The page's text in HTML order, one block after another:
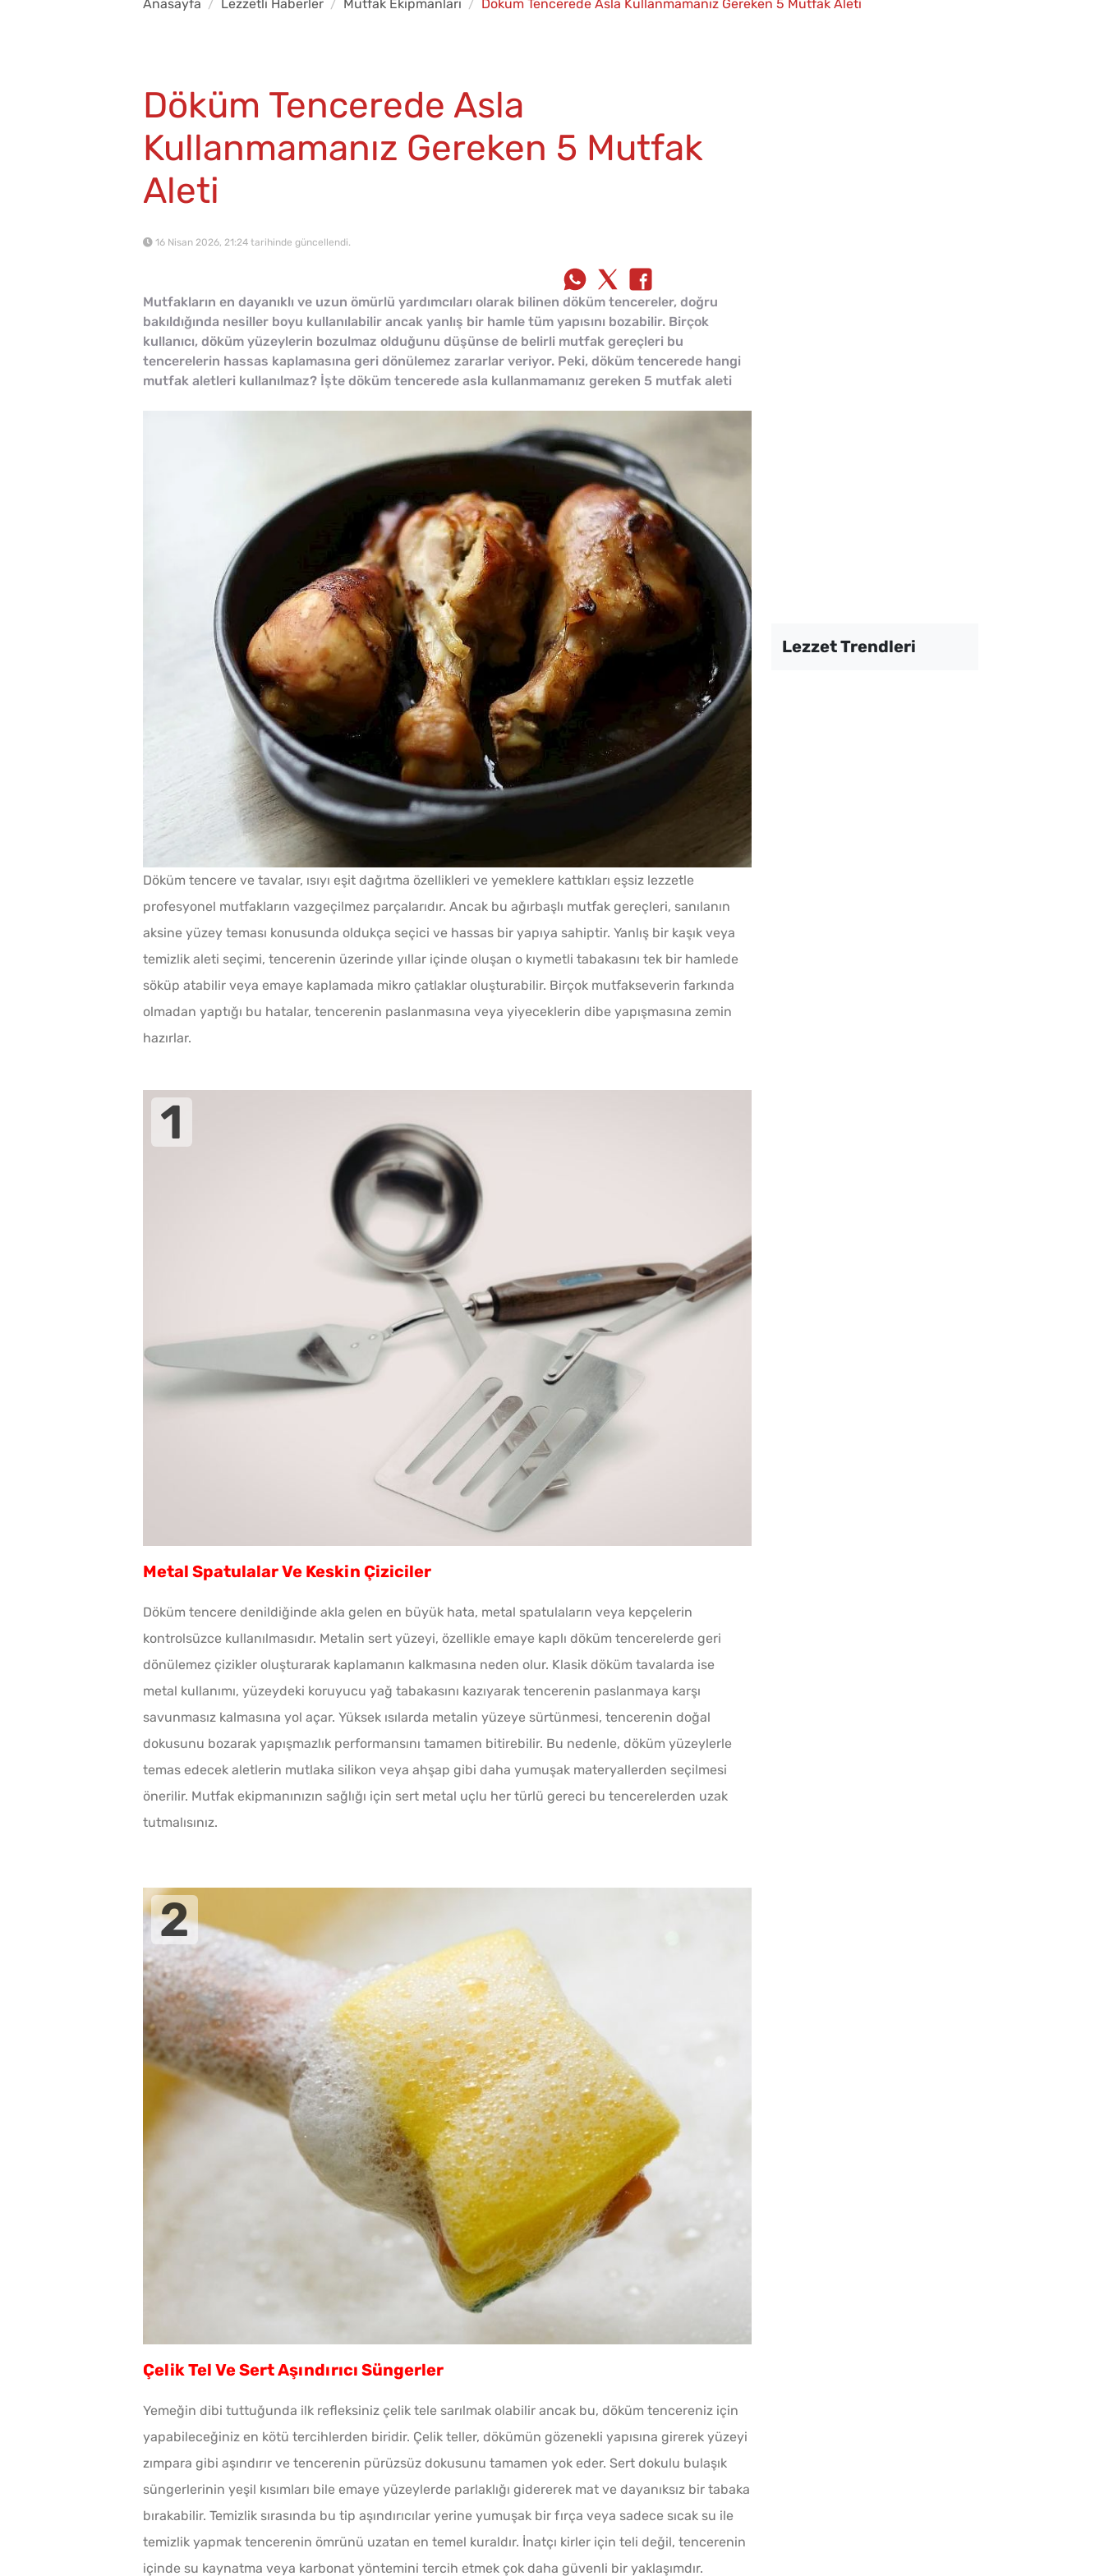
Anasayfa Lezzetli Haberler Mutfak Ekipmanları Döküm Tencerede Asla Kullanmamanız Gereken 5 Mutfak Aleti
Döküm Tencerede Asla
Kullanmamanız Gereken 5 Mutfak
Aleti
16 Nisan 2026, 21:24 tarihinde güncellendi.
Mutfakların en dayanıklı ve uzun ömürlü yardımcıları olarak bilinen döküm tencereler, doğru
bakıldığında nesiller boyu kullanılabilir ancak yanlış bir hamle tüm yapısını bozabilir. Birçok
kullanıcı, döküm yüzeylerin bozulmaz olduğunu düşünse de belirli mutfak gereçleri bu
tencerelerin hassas kaplamasına geri dönülemez zararlar veriyor. Peki, döküm tencerede hangi
mutfak aletleri kullanılmaz? İşte döküm tencerede asla kullanmamanız gereken 5 mutfak aleti
Döküm tencere ve tavalar, ısıyı eşit dağıtma özellikleri ve yemeklere kattıkları eşsiz lezzetle
profesyonel mutfakların vazgeçilmez parçalarıdır. Ancak bu ağırbaşlı mutfak gereçleri, sanılanın
aksine yüzey teması konusunda oldukça seçici ve hassas bir yapıya sahiptir. Yanlış bir kaşık veya
temizlik aleti seçimi, tencerenin üzerinde yıllar içinde oluşan o kıymetli tabakasını tek bir hamlede
söküp atabilir veya emaye kaplamada mikro çatlaklar oluşturabilir. Birçok mutfakseverin farkında
olmadan yaptığı bu hatalar, tencerenin paslanmasına veya yiyeceklerin dibe yapışmasına zemin
hazırlar.
Metal Spatulalar Ve Keskin Çiziciler
Döküm tencere denildiğinde akla gelen en büyük hata, metal spatulaların veya kepçelerin
kontrolsüzce kullanılmasıdır. Metalin sert yüzeyi, özellikle emaye kaplı döküm tencerelerde geri
dönülemez çizikler oluşturarak kaplamanın kalkmasına neden olur. Klasik döküm tavalarda ise
metal kullanımı, yüzeydeki koruyucu yağ tabakasını kazıyarak tencerenin paslanmaya karşı
savunmasız kalmasına yol açar. Yüksek ısılarda metalin yüzeye sürtünmesi, tencerenin doğal
dokusunu bozarak yapışmazlık performansını tamamen bitirebilir. Bu nedenle, döküm yüzeylerle
temas edecek aletlerin mutlaka silikon veya ahşap gibi daha yumuşak materyallerden seçilmesi
önerilir. Mutfak ekipmanınızın sağlığı için sert metal uçlu her türlü gereci bu tencerelerden uzak
tutmalısınız.
Çelik Tel Ve Sert Aşındırıcı Süngerler
Yemeğin dibi tuttuğunda ilk refleksiniz çelik tele sarılmak olabilir ancak bu, döküm tencereniz için
yapabileceğiniz en kötü tercihlerden biridir. Çelik teller, dökümün gözenekli yapısına girerek yüzeyi
zımpara gibi aşındırır ve tencerenin pürüzsüz dokusunu tamamen yok eder. Sert dokulu bulaşık
süngerlerinin yeşil kısımları bile emaye yüzeylerde parlaklığı gidererek mat ve dayanıksız bir tabaka
bırakabilir. Temizlik sırasında bu tip aşındırıcılar yerine yumuşak bir fırça veya sadece sıcak su ile
temizlik yapmak tencerenin ömrünü uzatan en temel kuraldır. İnatçı kirler için teli değil, tencerenin
içinde su kaynatma veya karbonat yöntemini tercih etmek çok daha güvenli bir yaklaşımdır.